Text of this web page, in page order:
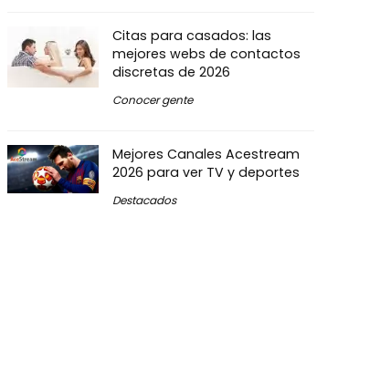
Citas para casados: las
mejores webs de contactos
discretas de 2026
Conocer gente
Mejores Canales Acestream
2026 para ver TV y deportes
Destacados